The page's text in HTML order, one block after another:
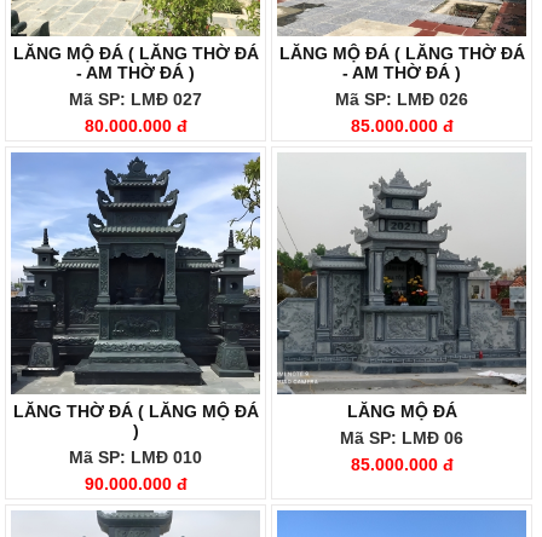
LĂNG MỘ ĐÁ ( LĂNG THỜ ĐÁ
- AM THỜ ĐÁ )
Mã SP: LMĐ 027
80.000.000 đ
LĂNG MỘ ĐÁ ( LĂNG THỜ ĐÁ
- AM THỜ ĐÁ )
Mã SP: LMĐ 026
85.000.000 đ
LĂNG THỜ ĐÁ ( LĂNG MỘ ĐÁ
)
Mã SP: LMĐ 010
90.000.000 đ
LĂNG MỘ ĐÁ
Mã SP: LMĐ 06
85.000.000 đ